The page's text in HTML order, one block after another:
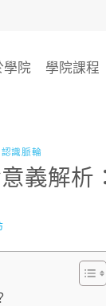
學院 學院課程
認識脈輪
義解